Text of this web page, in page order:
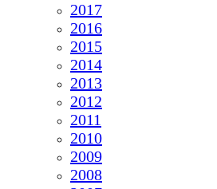
2017
2016
2015
2014
2013
2012
2011
2010
2009
2008